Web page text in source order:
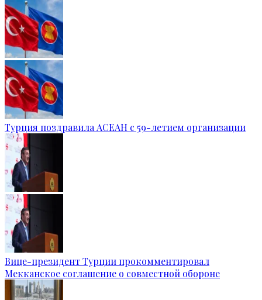
Турция поздравила АСЕАН с 59-летием организации
Вице-президент Турции прокомментировал
Мекканское соглашение о совместной обороне